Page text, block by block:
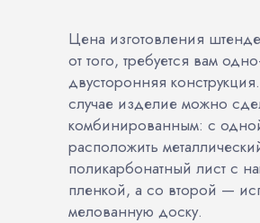
Цена изготовления
от того, требуется вам
двусторонняя
случае изделие можно
комбинированным: с
расположить
поликарбонатный лист с
пленкой, а со второй —
мелованную доску.